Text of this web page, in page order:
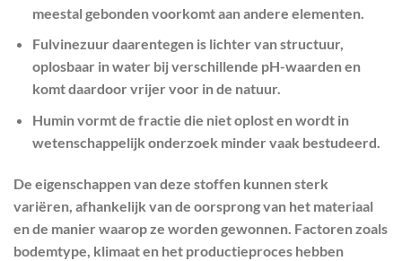
meestal gebonden voorkomt aan andere elementen.
Fulvinezuur daarentegen is lichter van structuur,
oplosbaar in water bij verschillende pH-waarden en
komt daardoor vrijer voor in de natuur.
Humin vormt de fractie die niet oplost en wordt in
wetenschappelijk onderzoek minder vaak bestudeerd.
De eigenschappen van deze stoffen kunnen sterk
variëren, afhankelijk van de oorsprong van het materiaal
en de manier waarop ze worden gewonnen. Factoren zoals
bodemtype, klimaat en het productieproces hebben